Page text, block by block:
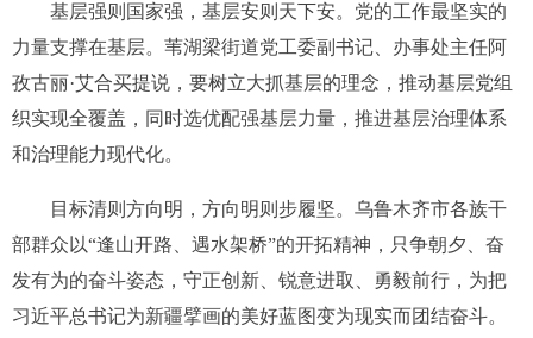
基层强则国家强，基层安则天下安。党的工作最坚实的
力量支撑在基层。苇湖梁街道党工委副书记、办事处主任阿
孜古丽·艾合买提说，要树立大抓基层的理念，推动基层党组
织实现全覆盖，同时选优配强基层力量，推进基层治理体系
和治理能力现代化。
目标清则方向明，方向明则步履坚。乌鲁木齐市各族干
部群众以“逢山开路、遇水架桥”的开拓精神，只争朝夕、奋
发有为的奋斗姿态，守正创新、锐意进取、勇毅前行，为把
习近平总书记为新疆擘画的美好蓝图变为现实而团结奋斗。